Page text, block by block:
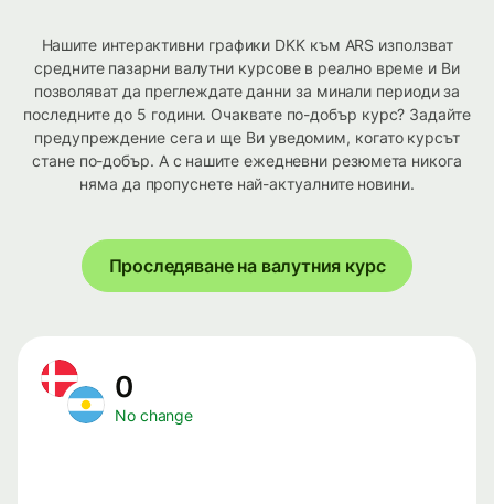
Нашите интерактивни графики DKK към ARS използват
средните пазарни валутни курсове в реално време и Ви
позволяват да преглеждате данни за минали периоди за
последните до 5 години. Очаквате по-добър курс? Задайте
предупреждение сега и ще Ви уведомим, когато курсът
стане по-добър. А с нашите ежедневни резюмета никога
няма да пропуснете най-актуалните новини.
Проследяване на валутния курс
0
No change